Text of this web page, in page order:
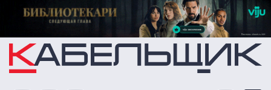
Перейти к основному содержанию